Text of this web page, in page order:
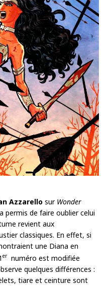
Azzarello sur Wonder
permis de faire oublier celui
revient aux
classiques. En effet, si
une Diana en
ernuméro est modifiée
quelques différences :
tiare et ceinture sont